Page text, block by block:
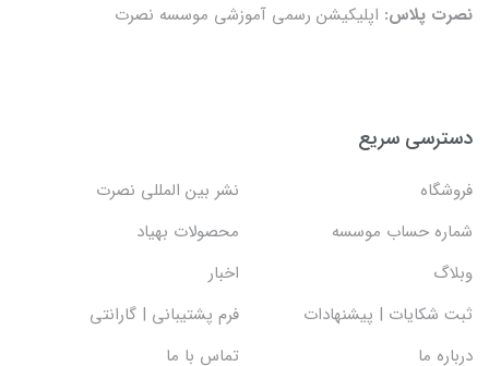
نصرت پلاس: اپلیکیشن رسمی آموزشی موسسه نصرت
دسترسی سریع
فروشگاه
نشر بین المللی نصرت
شماره حساب موسسه
محصولات بهیاد
وبلاگ
اخبار
ثبت شکایات | پیشنهادات
فرم پشتیبانی | گارانتی
درباره ما
تماس با ما